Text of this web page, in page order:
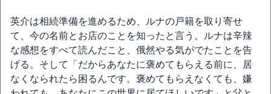
英介は相続準備を進めるため、ルナの戸籍を取り寄せ
て、今の名前とお店のことを知ったと言う。ルナは辛辣
な感想をすべて読んだこと、俄然やる気がでたことを告
げる。そして「だからあなたに褒めてもらえる前に、居
なくなられたら困るんです。褒めてもらえなくても、嫌